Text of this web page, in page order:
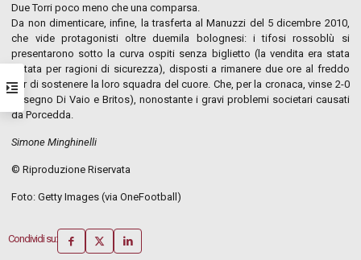
Due Torri poco meno che una comparsa.
Da non dimenticare, infine, la trasferta al Manuzzi del 5 dicembre 2010,
che vide protagonisti oltre duemila bolognesi: i tifosi rossoblù si
presentarono sotto la curva ospiti senza biglietto (la vendita era stata
vietata per ragioni di sicurezza), disposti a rimanere due ore al freddo
pur di sostenere la loro squadra del cuore. Che, per la cronaca, vinse 2-0
(a segno Di Vaio e Britos), nonostante i gravi problemi societari causati
da Porcedda.
Simone Minghinelli
© Riproduzione Riservata
Foto: Getty Images (via OneFootball)
Condividi su: